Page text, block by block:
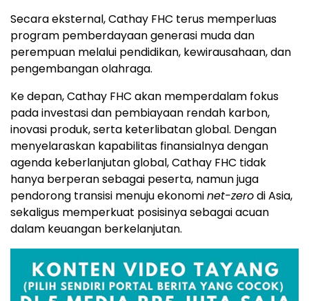
Secara eksternal, Cathay FHC terus memperluas
program pemberdayaan generasi muda dan
perempuan melalui pendidikan, kewirausahaan, dan
pengembangan olahraga.
Ke depan, Cathay FHC akan memperdalam fokus
pada investasi dan pembiayaan rendah karbon,
inovasi produk, serta keterlibatan global. Dengan
menyelaraskan kapabilitas finansialnya dengan
agenda keberlanjutan global, Cathay FHC tidak
hanya berperan sebagai peserta, namun juga
pendorong transisi menuju ekonominet-zerodi Asia,
sekaligus memperkuat posisinya sebagai acuan
dalam keuangan berkelanjutan.